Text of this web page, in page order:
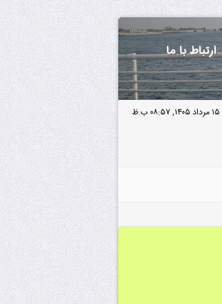
ارتباط با ما
۱۵ مرداد ۱۴۰۵, ۰۸:۵۷ ب.ظ